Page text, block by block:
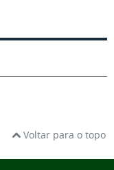
Voltar para o topo